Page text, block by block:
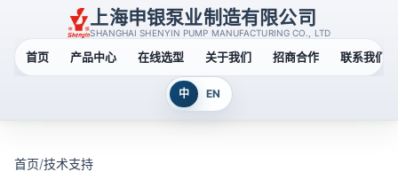
上海申银泵业制造有限公司
SHANGHAI SHENYIN PUMP MANUFACTURING CO., LTD
首页 产品中心 在线选型 关于我们 招商合作 联系我们
中 EN
首页/技术支持